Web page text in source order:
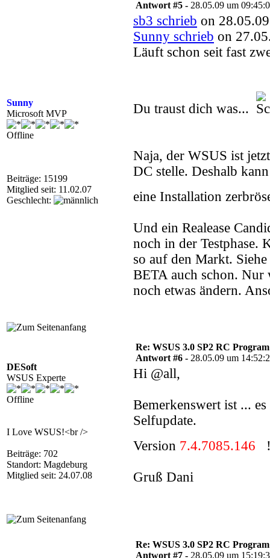
Sunny
Microsoft MVP
Offline
Beiträge: 15199
Mitglied seit: 11.02.07
Geschlecht:
Antwort #5 - 28.05.09 um
sb3 schrieb on
Sunny schrieb on
Läuft schon seit fast
Du traust dich was...
Naja, der WSUS ist
DC stelle. Deshalb
eine Installation
Und ein Realease
noch in der Testphase.
so auf den Markt.
BETA auch schon. Nur
noch etwas ändern.
DESoft
WSUS Experte
Offline
I Love WSUS!<br />
Beiträge: 702
Standort: Magdeburg
Mitglied seit: 24.07.08
Re: WSUS 3.0 SP2 RC
Antwort #6 - 28.05.09 um
Hi @all,
Bemerkenswert ist ...
Selfupdate.
Version 7.4.7085.146
Gruß Dani
Re: WSUS 3.0 SP2 RC
Antwort #7 - 28.05.09 um